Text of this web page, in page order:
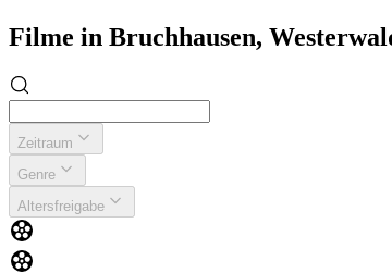
Filme in Bruchhausen,
Zeitraum
Genre
Altersfreigabe